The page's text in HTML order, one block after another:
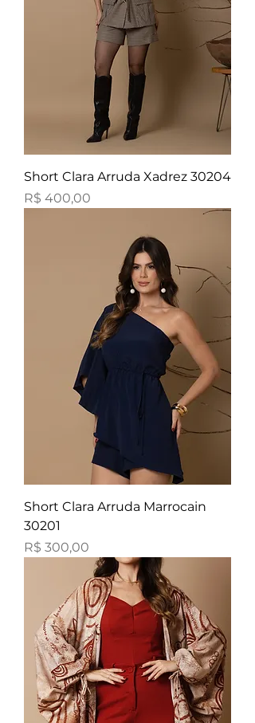
Short Clara Arruda Xadrez 30204
Preço
R$ 400,00
Short Clara Arruda Marrocain
30201
Preço
R$ 300,00